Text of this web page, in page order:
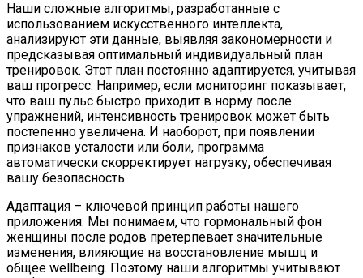
Наши сложные алгоритмы, разработанные с
использованием искусственного интеллекта,
анализируют эти данные, выявляя закономерности и
предсказывая оптимальный индивидуальный план
тренировок. Этот план постоянно адаптируется, учитывая
ваш прогресс. Например, если мониторинг показывает,
что ваш пульс быстро приходит в норму после
упражнений, интенсивность тренировок может быть
постепенно увеличена. И наоборот, при появлении
признаков усталости или боли, программа
автоматически скорректирует нагрузку, обеспечивая
вашу безопасность.
Адаптация – ключевой принцип работы нашего
приложения. Мы понимаем, что гормональный фон
женщины после родов претерпевает значительные
изменения, влияющие на восстановление мышц и
общее wellbeing. Поэтому наши алгоритмы учитывают